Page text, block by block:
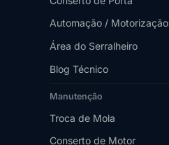
Automação / Motorização
Área do Serralheiro
Blog Técnico
Manutenção
Troca de Mola
Conserto de Motor